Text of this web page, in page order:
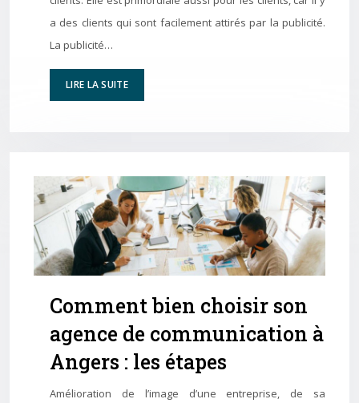
a des clients qui sont facilement attirés par la publicité.
La publicité…
LIRE LA SUITE
Comment bien choisir son
agence de communication à
Angers : les étapes
Amélioration de l’image d’une entreprise, de sa